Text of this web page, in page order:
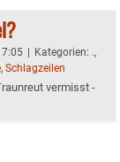
7:05 | Kategorien: .,
, Schlagzeilen
vermisst -